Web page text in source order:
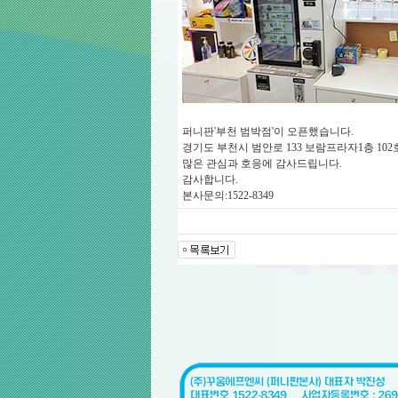
퍼니판'부천 범박점'이 오픈했습니다.
경기도 부천시 범안로 133 보람프라자1층 102
많은 관심과 호응에 감사드립니다.
감사합니다.
본사문의:1522-8349